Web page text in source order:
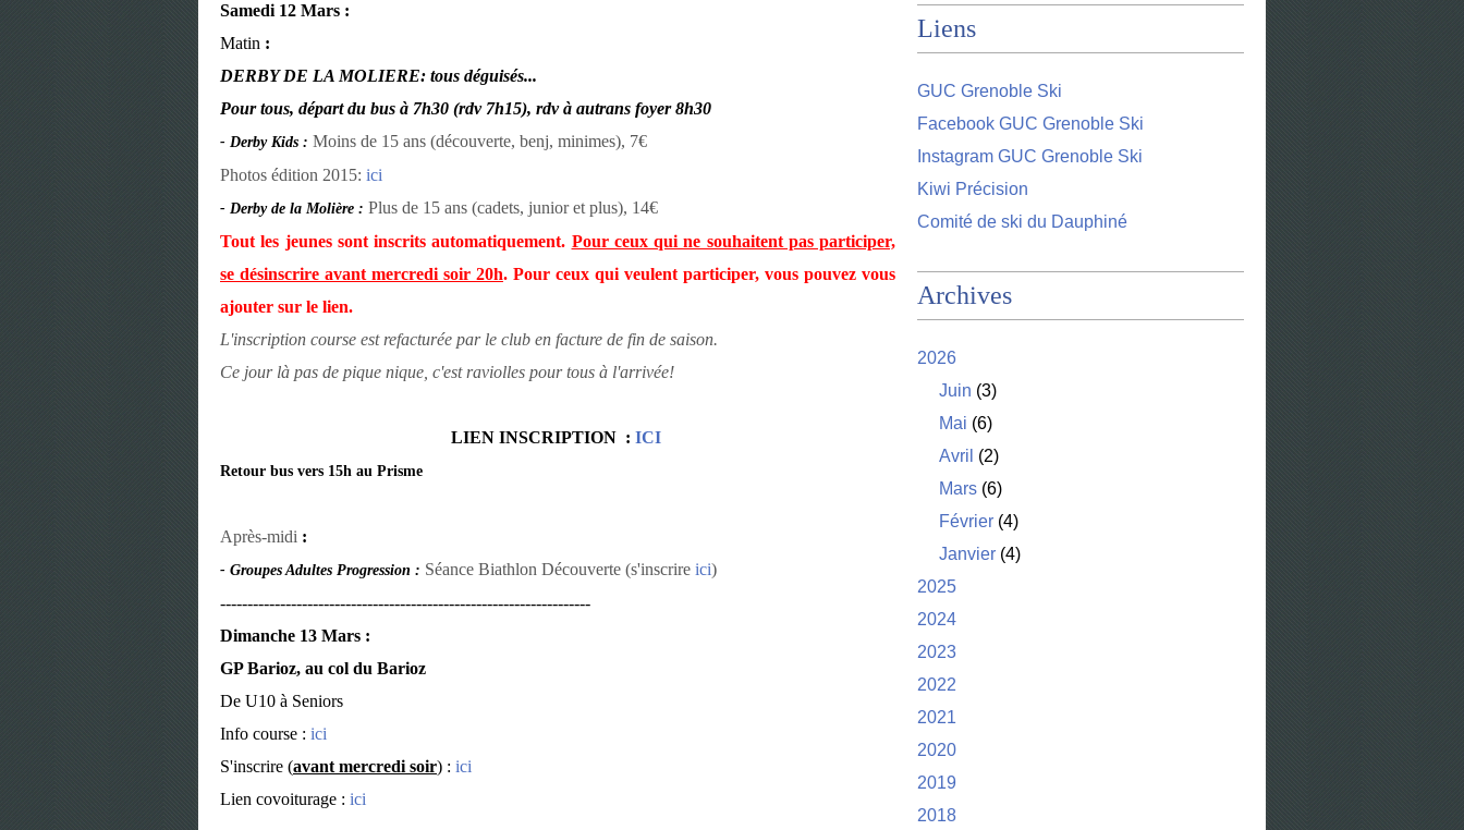
Samedi 12 Mars :
Matin :
DERBY DE LA MOLIERE: tous déguisés...
Pour tous, départ du bus à 7h30 (rdv 7h15), rdv à autrans foyer 8h30
- Derby Kids : Moins de 15 ans (découverte, benj, minimes), 7€
Photos édition 2015: ici
- Derby de la Molière : Plus de 15 ans (cadets, junior et plus), 14€
Tout les jeunes sont inscrits automatiquement. Pour ceux qui ne souhaitent pas participer,
se désinscrire avant mercredi soir 20h. Pour ceux qui veulent participer, vous pouvez vous
ajouter sur le lien.
L'inscription course est refacturée par le club en facture de fin de saison.
Ce jour là pas de pique nique, c'est raviolles pour tous à l'arrivée!
LIEN INSCRIPTION : ICI
Retour bus vers 15h au Prisme
Après-midi :
- Groupes Adultes Progression : Séance Biathlon Découverte (s'inscrire ici)
--------------------------------------------------------------------
Dimanche 13 Mars :
GP Barioz, au col du Barioz
De U10 à Seniors
Info course : ici
S'inscrire (avant mercredi soir) : ici
Lien covoiturage : ici
Liens
GUC Grenoble Ski
Facebook GUC Grenoble Ski
Instagram GUC Grenoble Ski
Kiwi Précision
Comité de ski du Dauphiné
Archives
2026
Juin (3)
Mai (6)
Avril (2)
Mars (6)
Février (4)
Janvier (4)
2025
2024
2023
2022
2021
2020
2019
2018